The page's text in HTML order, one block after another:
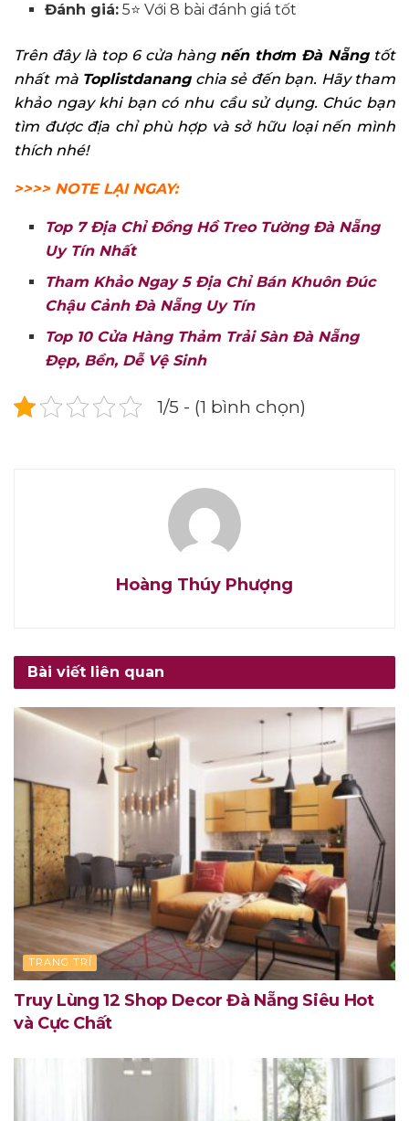
Đánh giá: 5⭐ Với 8 bài đánh giá tốt
Trên đây là top 6 cửa hàng nến thơm Đà Nẵngtốt
nhất mà Toplistdanangchia sẻ đến bạn. Hãy tham
khảo ngay khi bạn có nhu cầu sử dụng. Chúc bạn
tìm được địa chỉ phù hợp và sở hữu loại nến mình
thích nhé!
>>>> NOTE LẠI NGAY:
Top 7 Địa Chỉ Đồng Hồ Treo Tường Đà Nẵng
Uy Tín Nhất
Tham Khảo Ngay 5 Địa Chỉ Bán Khuôn Đúc
Chậu Cảnh Đà Nẵng Uy Tín
Top 10 Cửa Hàng Thảm Trải Sàn Đà Nẵng
Đẹp, Bền, Dễ Vệ Sinh
1/5 - (1 bình chọn)
Hoàng Thúy Phượng
Bài viết liên quan
TRANG TRÍ
Truy Lùng 12 Shop Decor Đà Nẵng Siêu Hot
và Cực Chất